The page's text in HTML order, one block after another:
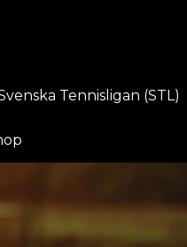
Tennisligan (STL)